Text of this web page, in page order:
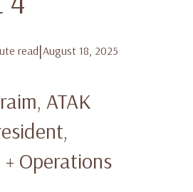
read|August 18, 2025
ATAK
Operations